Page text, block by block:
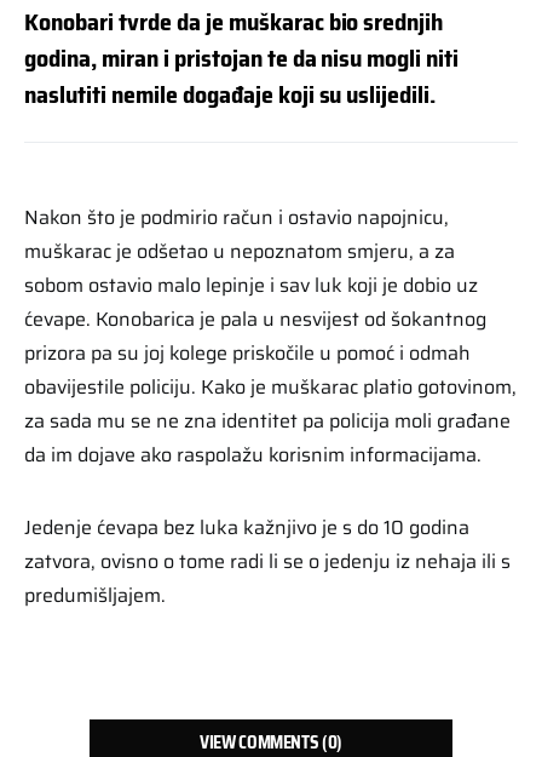
Konobari tvrde da je muškarac bio srednjih
godina, miran i pristojan te da nisu mogli niti
naslutiti nemile događaje koji su uslijedili.
Nakon što je podmirio račun i ostavio napojnicu,
muškarac je odšetao u nepoznatom smjeru, a za
sobom ostavio malo lepinje i sav luk koji je dobio uz
ćevape. Konobarica je pala u nesvijest od šokantnog
prizora pa su joj kolege priskočile u pomoć i odmah
obavijestile policiju. Kako je muškarac platio gotovinom,
za sada mu se ne zna identitet pa policija moli građane
da im dojave ako raspolažu korisnim informacijama.
Jedenje ćevapa bez luka kažnjivo je s do 10 godina
zatvora, ovisno o tome radi li se o jedenju iz nehaja ili s
predumišljajem.
VIEW COMMENTS (0)